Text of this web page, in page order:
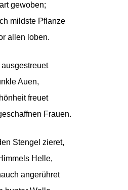
gewoben;
mildste Pflanze
allen loben.
Auen,
freuet
Frauen.
Stengel zieret,
Helle,
angerühret